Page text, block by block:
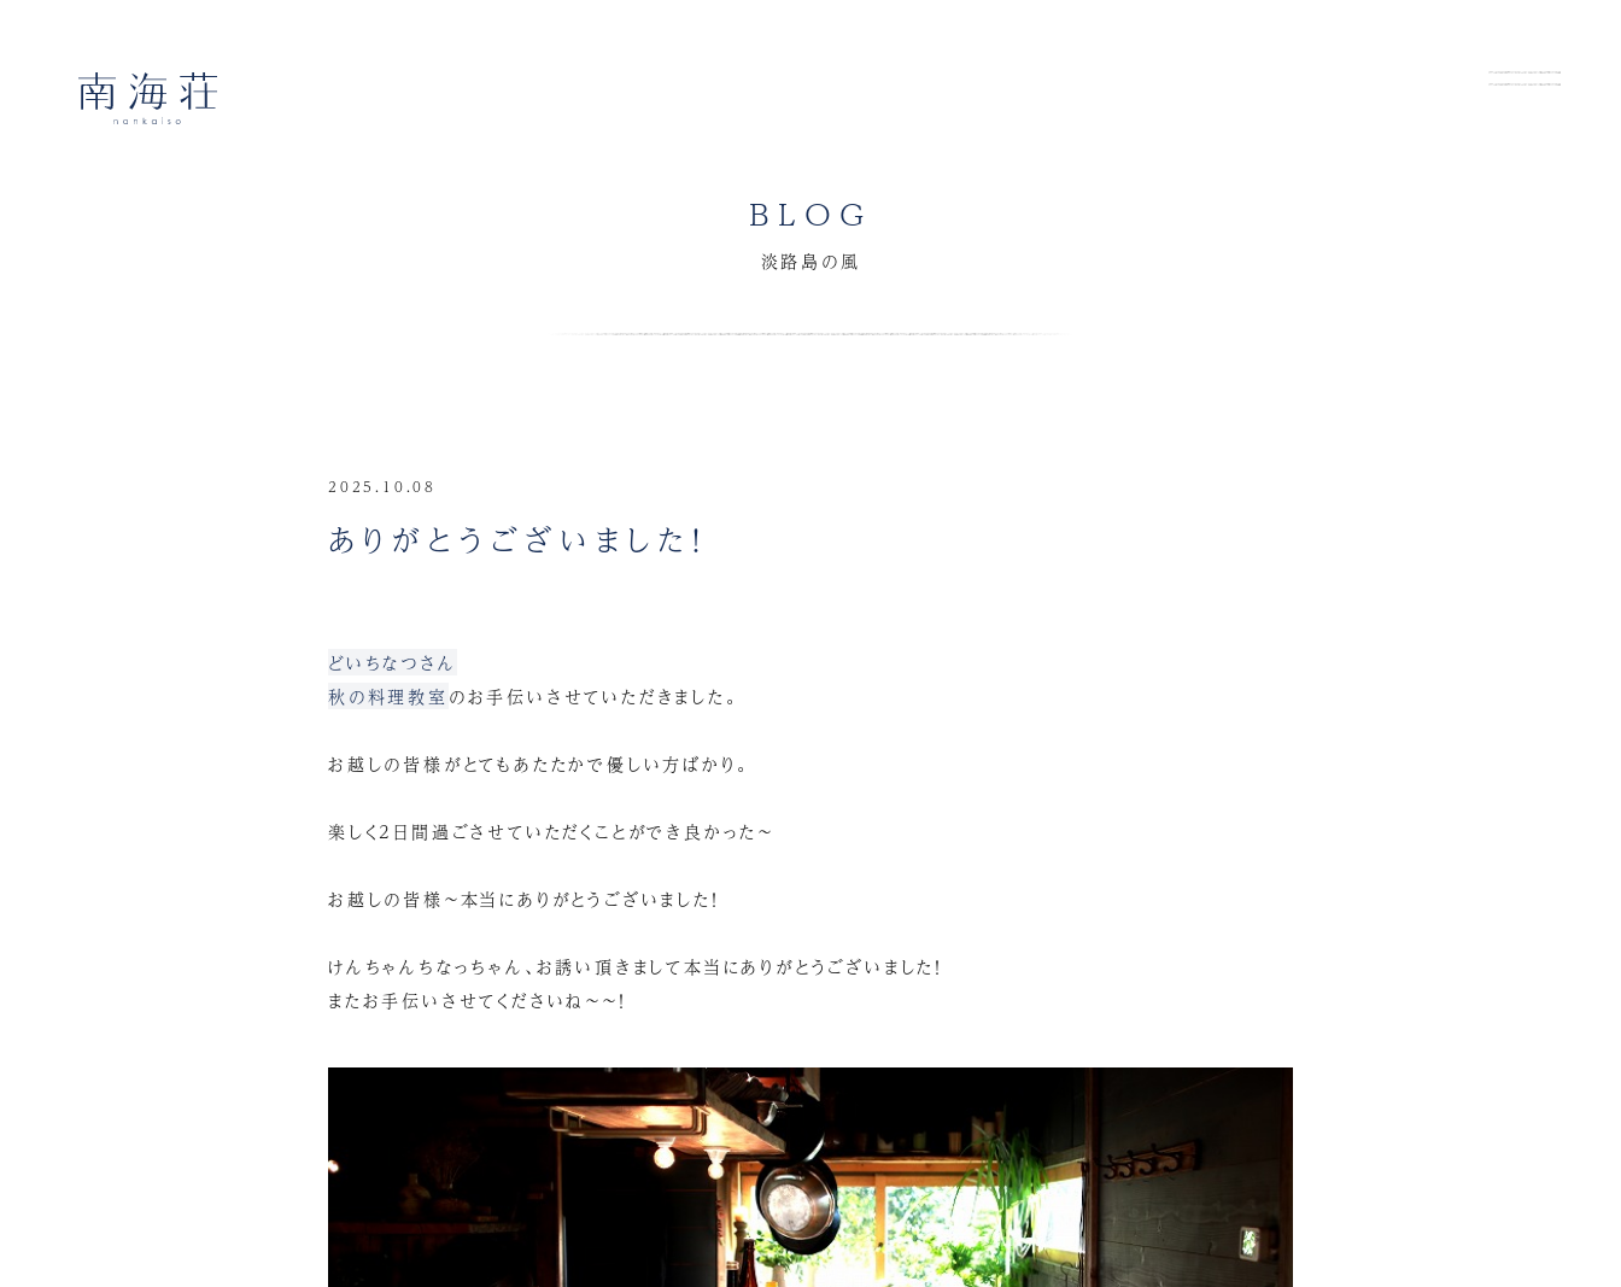
BLOG
淡路島の風
2025.10.08
ありがとうございました！
どいちなつさん
秋の料理教室 のお手伝いさせていただきました。
お越しの皆様がとてもあたたかで優しい方ばかり。
楽しく2日間過ごさせていただくことができ良かった～
お越しの皆様～本当にありがとうございました！
けんちゃんちなっちゃん、お誘い頂きまして本当にありがとうございました！
またお手伝いさせてくださいね～～！